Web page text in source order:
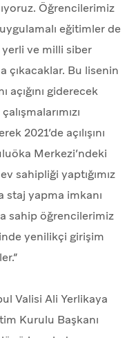
Öğrencilerimiz
eğitimler de
ve milli siber
çıkacaklar. Bu lisenin
giderecek
2021’de açılışını
Merkezi’ndeki
sahipliği yaptığımız
yapma imkanı
sahip öğrencilerimiz
yenilikçi girişim
Valisi Ali Yerlikaya
Kurulu Başkanı